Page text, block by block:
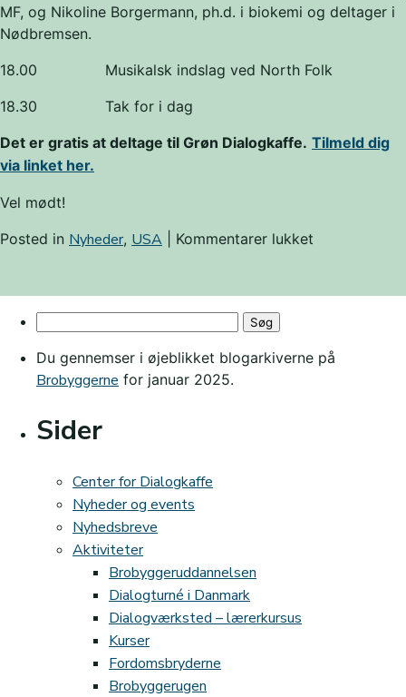
MF, og Nikoline Borgermann, ph.d. i biokemi og deltager i
Nødbremsen.
18.00 Musikalsk indslag ved North Folk
18.30 Tak for i dag
Det er gratis at deltage til Grøn Dialogkaffe. Tilmeld dig
via linket her.
Vel mødt!
Posted in Nyheder, USA Kommentarer lukket
København
Du gennemser i øjeblikket blogarkiverne på
Brobyggerne for januar 2025.
Sider
Center for Dialogkaffe
Nyheder og events
Nyhedsbreve
Aktiviteter
Brobyggeruddannelsen
Dialogturné i Danmark
Dialogværksted – lærerkursus
Kurser
Fordomsbryderne
Brobyggerugen